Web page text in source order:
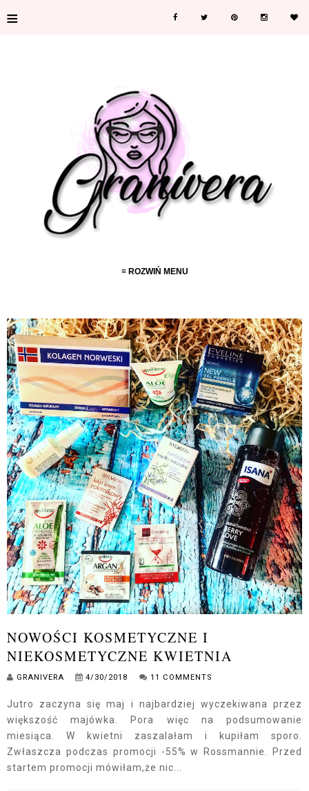
≡
≡ ROZWIŃ MENU
NOWOŚCI KOSMETYCZNE I
NIEKOSMETYCZNE KWIETNIA
GRANIVERA 4/30/2018 11 COMMENTS
Jutro zaczyna się maj i najbardziej wyczekiwana przez
większość majówka. Pora więc na podsumowanie
miesiąca. W kwietni zaszalałam i kupiłam sporo.
Zwłaszcza podczas promocji -55% w Rossmannie. Przed
startem promocji mówiłam,że nic...